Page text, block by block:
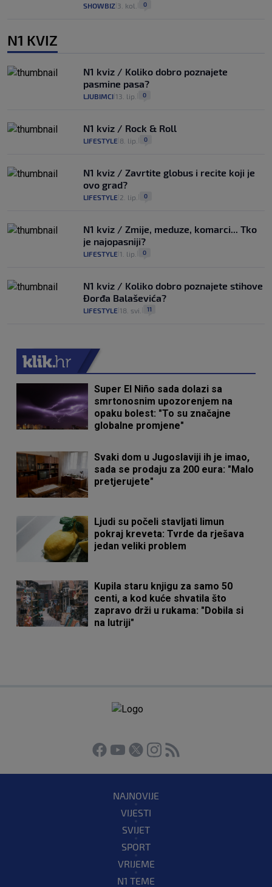
SHOWBIZ 3. kol. 0
N1 KVIZ
N1 kviz / Koliko dobro poznajete
pasmine pasa?
LJUBIMCI 13. lip. 0
N1 kviz / Rock & Roll
LIFESTYLE 8. lip. 0
N1 kviz / Zavrtite globus i recite koji je
ovo grad?
LIFESTYLE 2. lip. 0
N1 kviz / Zmije, meduze, komarci... Tko
je najopasniji?
LIFESTYLE 1. lip. 0
N1 kviz / Koliko dobro poznajete stihove
Đorđa Balaševića?
LIFESTYLE 18. svi. 11
Super El Niño sada dolazi sa
smrtonosnim upozorenjem na
opaku bolest: "To su značajne
globalne promjene"
Svaki dom u Jugoslaviji ih je imao,
sada se prodaju za 200 eura: "Malo
pretjerujete"
Ljudi su počeli stavljati limun
pokraj kreveta: Tvrde da rješava
jedan veliki problem
Kupila staru knjigu za samo 50
centi, a kod kuće shvatila što
zapravo drži u rukama: "Dobila si
na lutriji"
NAJNOVIJE
VIJESTI
SVIJET
SPORT
VRIJEME
N1 TEME